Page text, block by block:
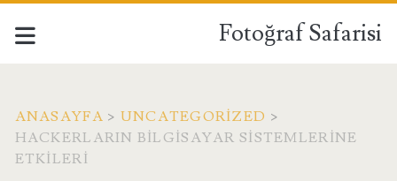
Fotoğraf Safarisi
ANASAYFA > UNCATEGORIZED >
HACKERLARIN BILGISAYAR SISTEMLERINE
ETKILERI